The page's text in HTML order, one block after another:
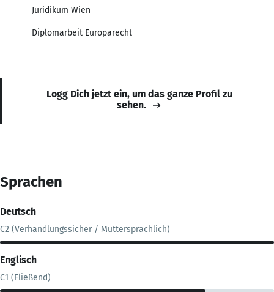
Juridikum Wien
Diplomarbeit Europarecht
Logg Dich jetzt ein, um das ganze Profil zu
sehen.
Sprachen
Deutsch
C2 (Verhandlungssicher / Muttersprachlich)
Englisch
C1 (Fließend)